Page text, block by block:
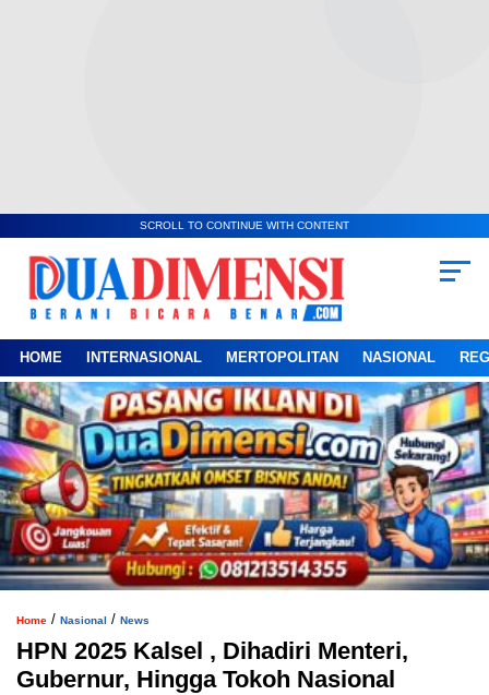
SCROLL TO CONTINUE WITH CONTENT
HOME INTERNASIONAL MERTOPOLITAN NASIONAL
Home / Nasional / News
HPN 2025 Kalsel , Dihadiri Menteri,
Gubernur, Hingga Tokoh Nasional